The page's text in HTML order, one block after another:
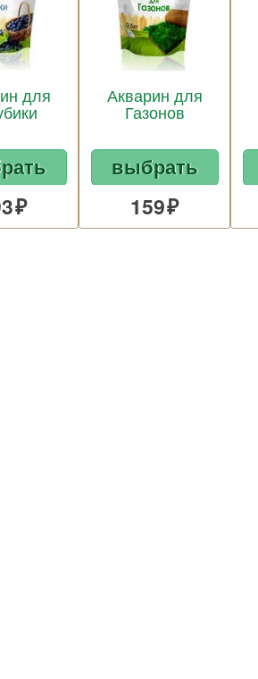
для Акварин для
Газонов
выбрать
159